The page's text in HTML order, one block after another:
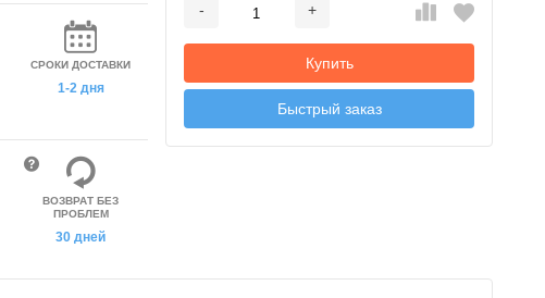
- +
Купить
Быстрый заказ
СРОКИ ДОСТАВКИ
1-2 дня
ВОЗВРАТ БЕЗ
ПРОБЛЕМ
30 дней